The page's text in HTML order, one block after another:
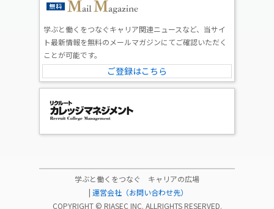
学ぶと働くをつなぐキャリア関連ニュースなど、当サイ
ト最新情報を無料のメールマガジンにてご確認いただく
ことが可能です。
ご登録はこちら
学ぶと働くをつなぐ キャリアの広場
| 運営会社（お問い合わせ先）
COPYRIGHT © RIASEC INC. ALLRIGHTS RESERVED.